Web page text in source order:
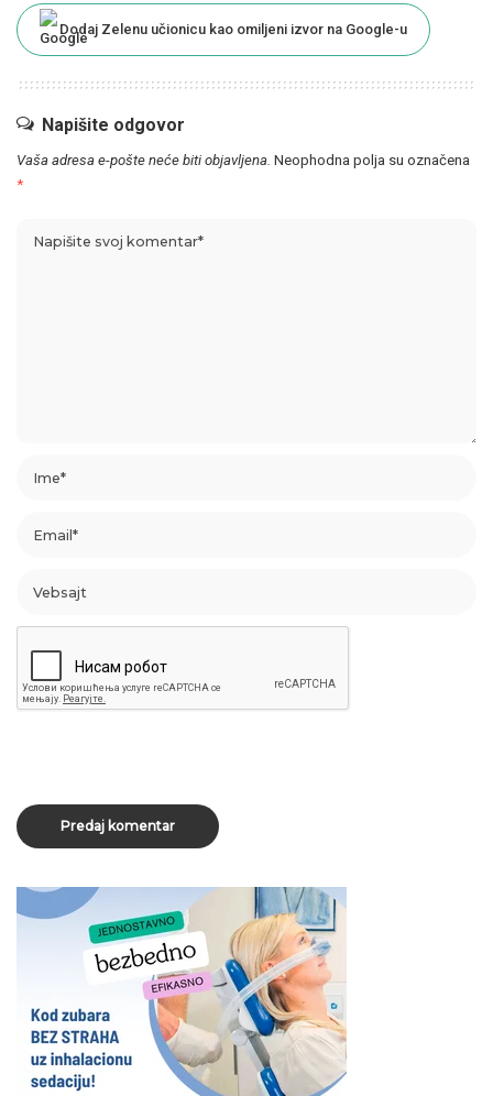
Dodaj Zelenu učionicu kao omiljeni izvor na Google-u
Napišite odgovor
Vaša adresa e-pošte neće biti objavljena. Neophodna polja su označena
*